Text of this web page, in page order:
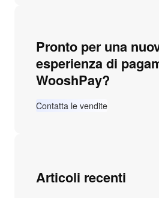
Pronto per una
esperienza di
WooshPay?
Contatta le vendite
Articoli recenti